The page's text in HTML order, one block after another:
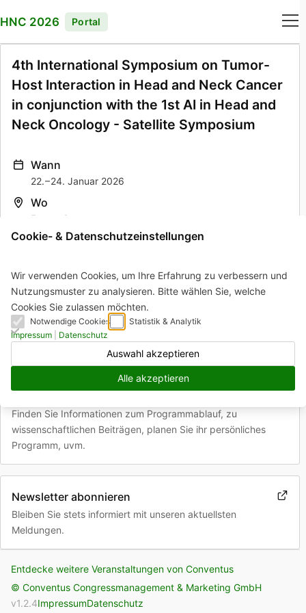
HNC 2026 Portal
4th International Symposium on Tumor-
Host Interaction in Head and Neck Cancer
in conjunction with the 1st AI in Head and
Neck Oncology - Satellite Symposium
Wann
22.–24. Januar 2026
Wo
Essen, Germany
Homepage
Sprache
Englisch
Fachbereiche
HNO-Heilkunde
Links
Finden Sie Informationen zum Programmablauf, zu
wissenschaftlichen Beiträgen, planen Sie ihr persönliches
Programm, uvm.
Newsletter abonnieren
Bleiben Sie stets informiert mit unseren aktuellsten
Meldungen.
Entdecke weitere Veranstaltungen von Conventus
© Conventus Congressmanagement & Marketing GmbH
v1.2.4ImpressumDatenschutz
Cookie- & Datenschutzeinstellungen
Wir verwenden Cookies, um Ihre Erfahrung zu verbessern und
Nutzungsmuster zu analysieren. Bitte wählen Sie, welche
Cookies Sie zulassen möchten.
Notwendige Cookies
Statistik & Analytik
Impressum
Datenschutz
Auswahl akzeptieren
Alle akzeptieren